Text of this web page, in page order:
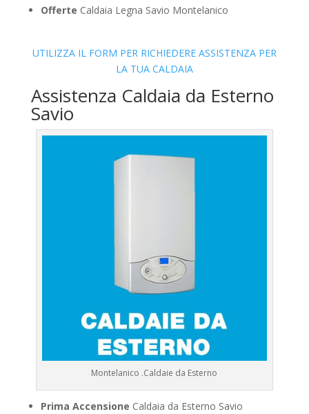
Offerte Caldaia Legna Savio Montelanico
UTILIZZA IL FORM PER RICHIEDERE ASSISTENZA PER
LA TUA CALDAIA
Assistenza Caldaia da Esterno
Savio
Montelanico .Caldaie da Esterno
Prima Accensione Caldaia da Esterno Savio